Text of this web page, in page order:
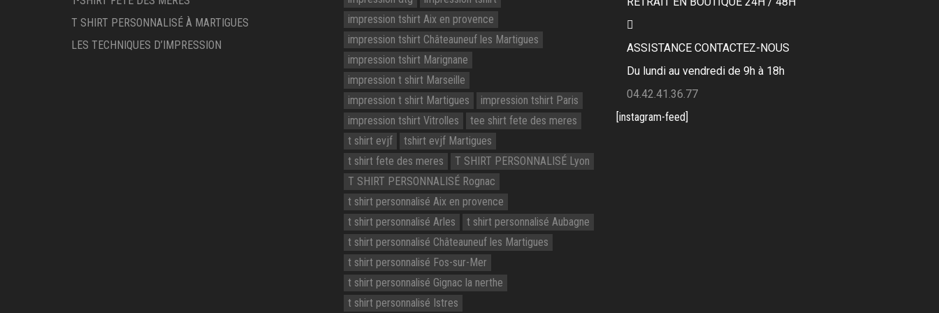
T SHIRT PERSONNALISÉ À MARTIGUES
LES TECHNIQUES D’IMPRESSION
impression tshirt Aix en provence
impression tshirt Châteauneuf les Martigues
impression tshirt Marignane
impression t shirt Marseille
impression t shirt Martigues
impression tshirt Paris
impression tshirt Vitrolles
tee shirt fete des meres
t shirt evjf
tshirt evjf Martigues
t shirt fete des meres
T SHIRT PERSONNALISÉ Lyon
T SHIRT PERSONNALISÉ Rognac
t shirt personnalisé Aix en provence
t shirt personnalisé Arles
t shirt personnalisé Aubagne
t shirt personnalisé Châteauneuf les Martigues
t shirt personnalisé Fos-sur-Mer
t shirt personnalisé Gignac la nerthe
t shirt personnalisé Istres
ASSISTANCE CONTACTEZ-NOUS
Du lundi au vendredi de 9h à 18h
04.42.41.36.77
[instagram-feed]